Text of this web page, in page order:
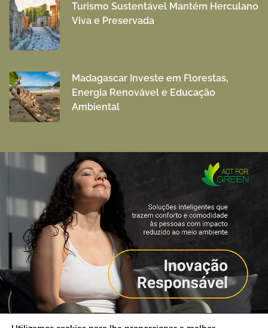
Turismo Sustentável Mantém Herculano
Viva e Preservada
Madagascar Investe em Florestas,
Energia Renovável e Educação
Ambiental